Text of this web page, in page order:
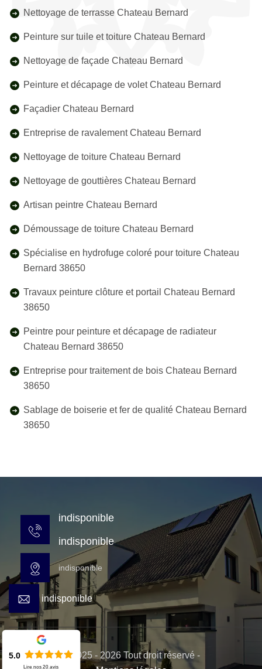
Nettoyage de terrasse Chateau Bernard
Peinture sur tuile et toiture Chateau Bernard
Nettoyage de façade Chateau Bernard
Peinture et décapage de volet Chateau Bernard
Façadier Chateau Bernard
Entreprise de ravalement Chateau Bernard
Nettoyage de toiture Chateau Bernard
Nettoyage de gouttières Chateau Bernard
Artisan peintre Chateau Bernard
Démoussage de toiture Chateau Bernard
Spécialise en hydrofuge coloré pour toiture Chateau
Bernard 38650
Travaux peinture clôture et portail Chateau Bernard
38650
Peintre pour peinture et décapage de radiateur
Chateau Bernard 38650
Entreprise pour traitement de bois Chateau Bernard
38650
Sablage de boiserie et fer de qualité Chateau Bernard
38650
indisponible
indisponible
indisponible
indisponible
© 2025 - 2026 Tout droit réservé -
5.0
Lire nos20 avis